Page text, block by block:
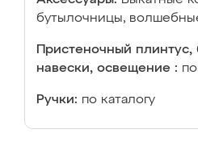
бутылочницы,
Пристеночный плинтус,
навески, освещение :
Ручки: по каталогу